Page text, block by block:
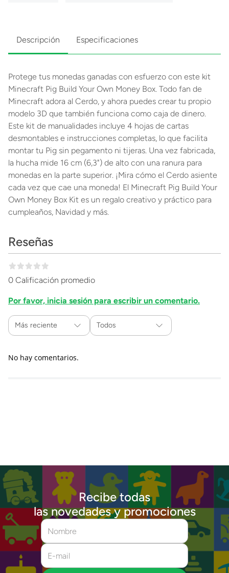
Descripción Especificaciones
Protege tus monedas ganadas con esfuerzo con este kit
Minecraft Pig Build Your Own Money Box. Todo fan de
Minecraft adora al Cerdo, y ahora puedes crear tu propio
modelo 3D que también funciona como caja de dinero.
Este kit de manualidades incluye 4 hojas de cartas
desmontables e instrucciones completas, lo que facilita
montar tu Pig sin pegamento ni tijeras. Una vez fabricada,
la hucha mide 16 cm (6,3") de alto con una ranura para
monedas en la parte superior. ¡Mira cómo el Cerdo asiente
cada vez que cae una moneda! El Minecraft Pig Build Your
Own Money Box Kit es un regalo creativo y práctico para
cumpleaños, Navidad y más.
Reseñas
0 Calificación promedio
Por favor, inicia sesión para escribir un comentario.
Más reciente Todos
No hay comentarios.
Recibe todas
las novedades y promociones